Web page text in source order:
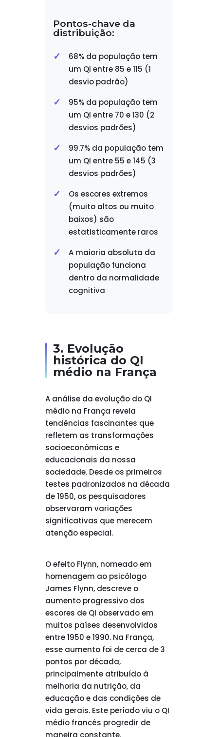
Pontos-chave da
distribuição:
68% da população tem
um QI entre 85 e 115 (1
desvio padrão)
95% da população tem
um QI entre 70 e 130 (2
desvios padrões)
99.7% da população tem
um QI entre 55 e 145 (3
desvios padrões)
Os escores extremos
(muito altos ou muito
baixos) são
estatisticamente raros
A maioria absoluta da
população funciona
dentro da normalidade
cognitiva
3. Evolução
histórica do QI
médio na França
A análise da evolução do QI
médio na França revela
tendências fascinantes que
refletem as transformações
socioeconômicas e
educacionais da nossa
sociedade. Desde os primeiros
testes padronizados na década
de 1950, os pesquisadores
observaram variações
significativas que merecem
atenção especial.
O efeito Flynn, nomeado em
homenagem ao psicólogo
James Flynn, descreve o
aumento progressivo dos
escores de QI observado em
muitos países desenvolvidos
entre 1950 e 1990. Na França,
esse aumento foi de cerca de 3
pontos por década,
principalmente atribuído à
melhoria da nutrição, da
educação e das condições de
vida gerais. Este período viu o QI
médio francês progredir de
maneira constante.